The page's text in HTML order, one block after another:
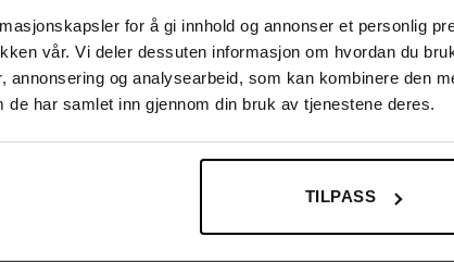
for å gi innhold og annonser et personlig
vår. Vi deler dessuten informasjon om hvordan du
annonsering og analysearbeid, som kan kombinere den
de har samlet inn gjennom din bruk av tjenestene deres.
TILPASS
til å beskytte undertøy, sokker og andre ømfintlige plagg i